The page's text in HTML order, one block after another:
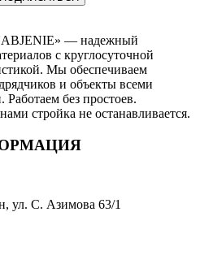
— надежный
с круглосуточной
Мы обеспечиваем
и объекты всеми
без простоев.
стройка не останавливается.
ул. С. Азимова 63/1